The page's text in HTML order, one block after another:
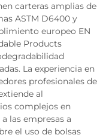
carteras amplias de
ASTM D6400 y
europeo EN
Products
La experiencia en
profesionales de
al
complejos en
las empresas a
el uso de bolsas